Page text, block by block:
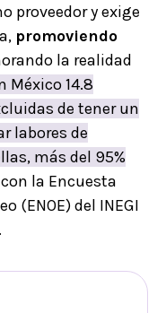
proveedor y exige
promoviendo
la realidad
México 14.8
de tener un
labores de
más del 95%
la Encuesta
(ENOE) del INEGI